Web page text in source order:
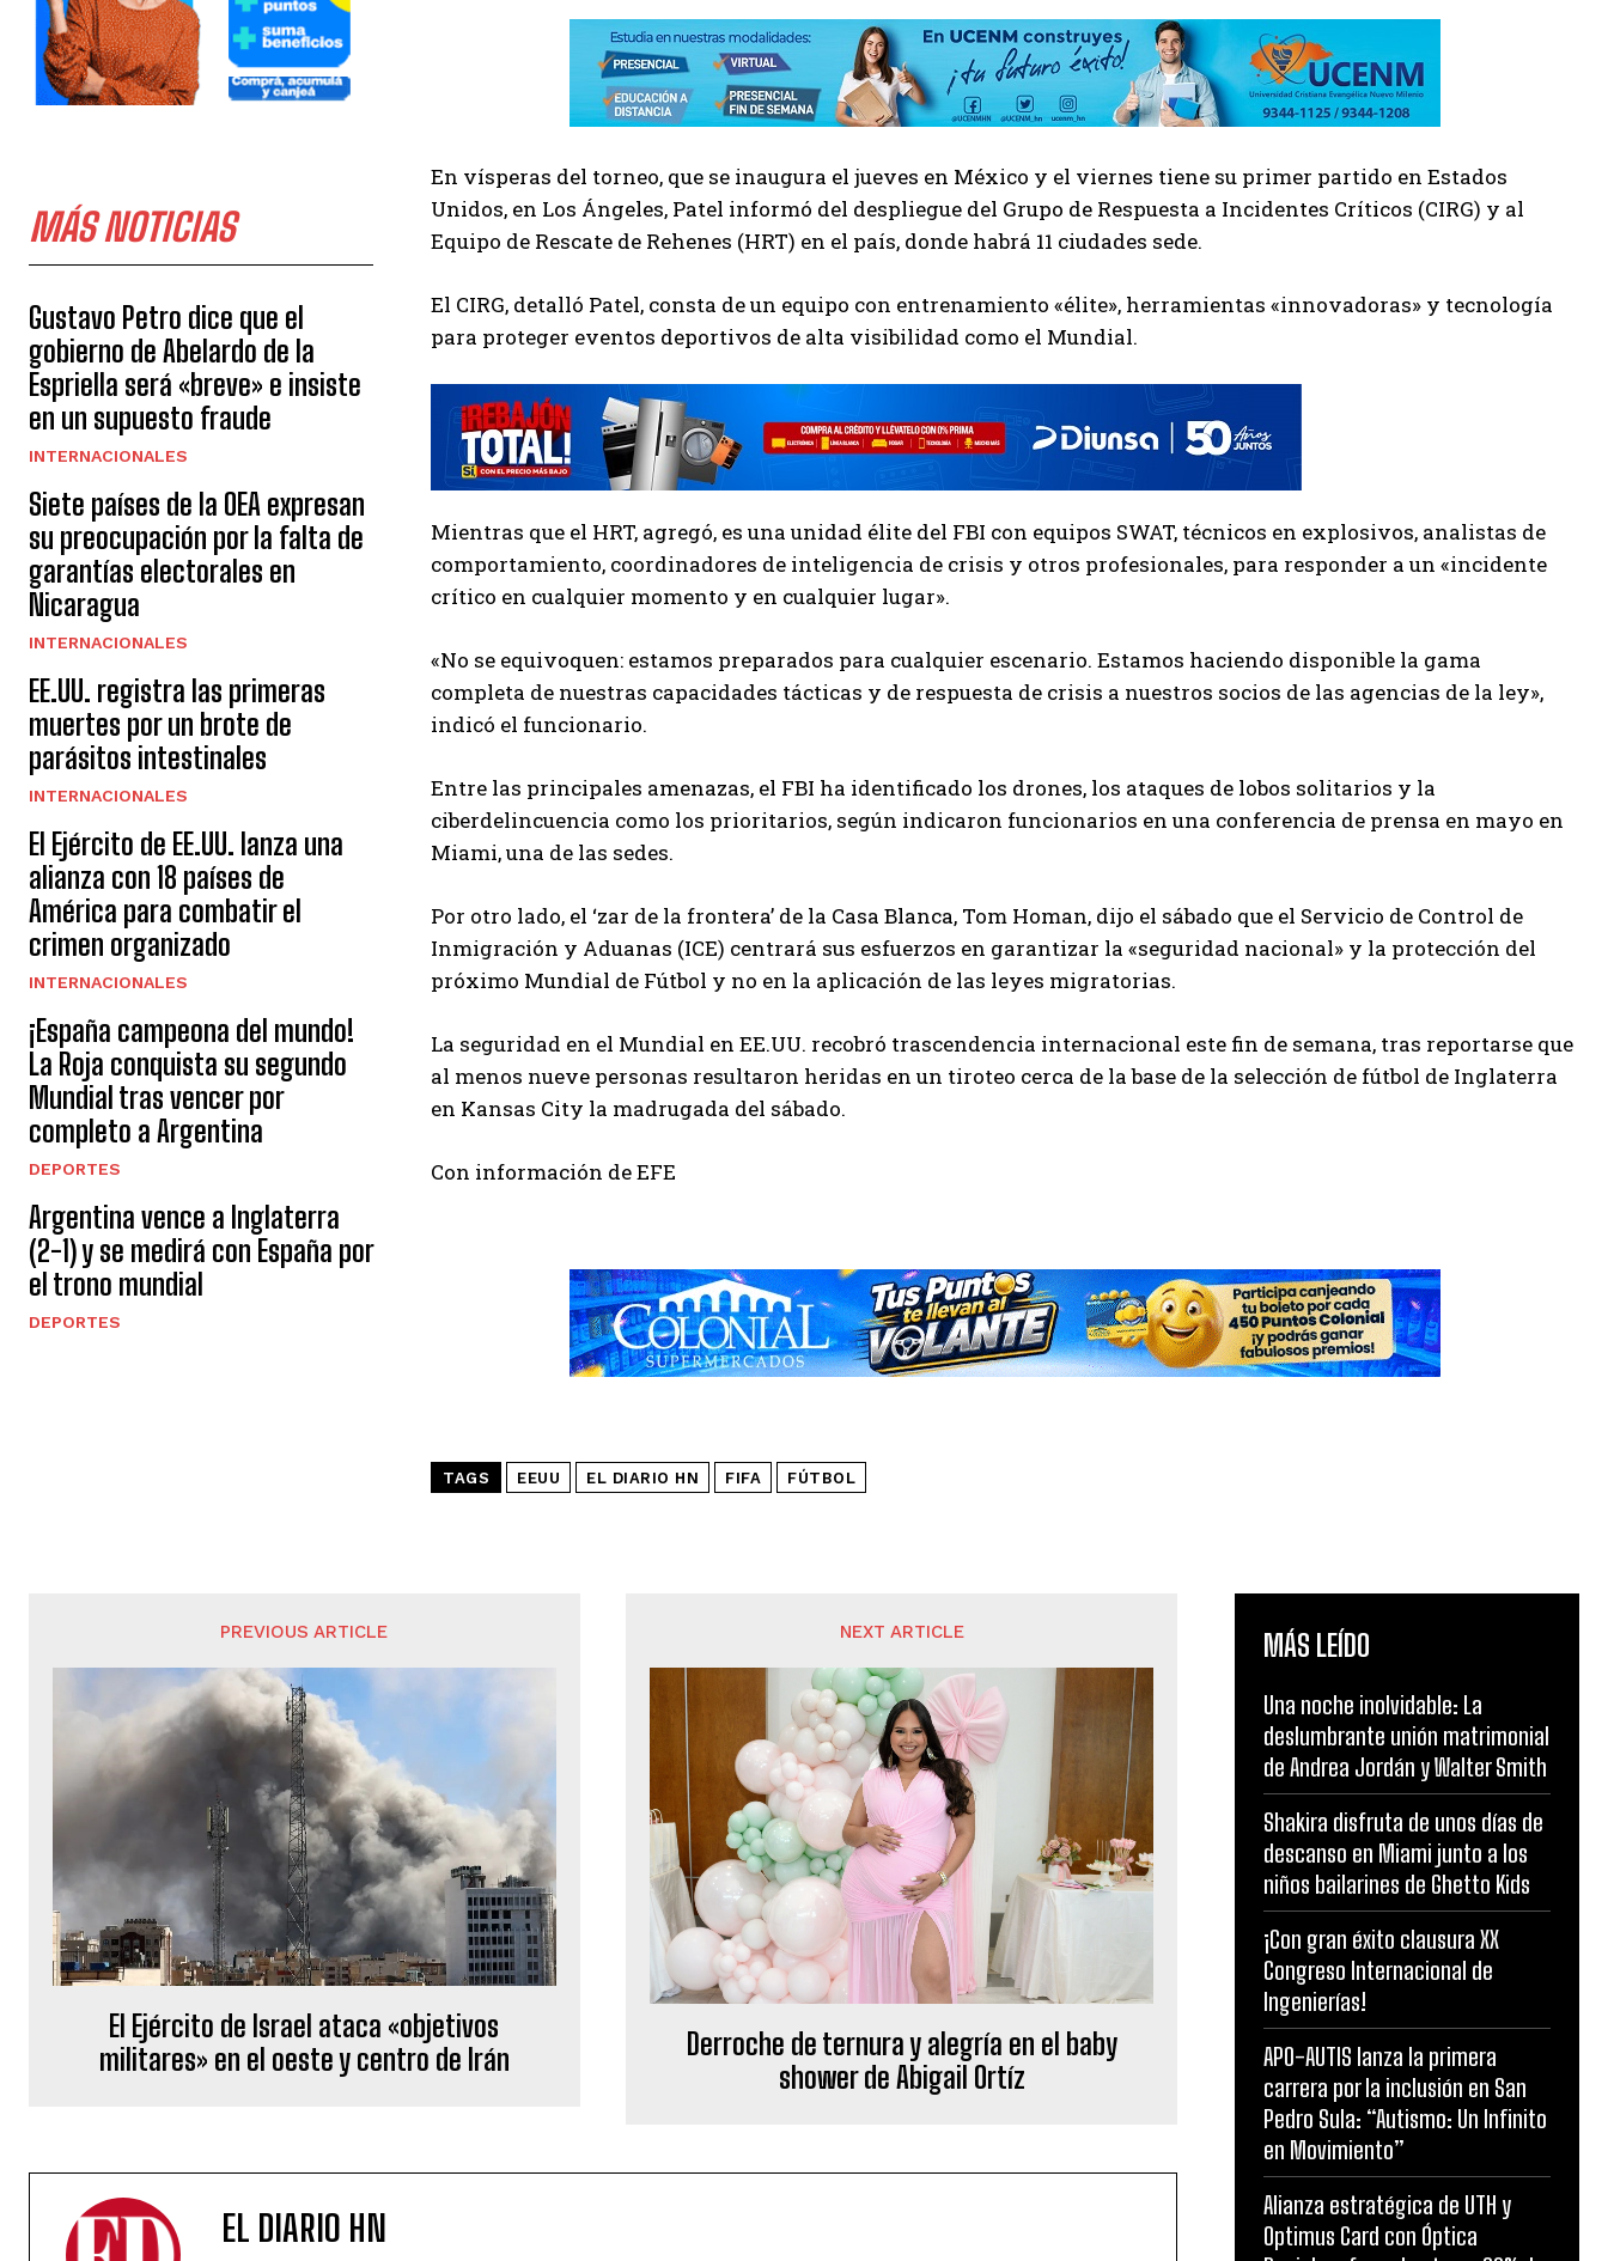
MÁS NOTICIAS
Gustavo Petro dice que el
gobierno de Abelardo de la
Espriella será «breve» e insiste
en un supuesto fraude
INTERNACIONALES
Siete países de la OEA expresan
su preocupación por la falta de
garantías electorales en
Nicaragua
INTERNACIONALES
EE.UU. registra las primeras
muertes por un brote de
parásitos intestinales
INTERNACIONALES
El Ejército de EE.UU. lanza una
alianza con 18 países de
América para combatir el
crimen organizado
INTERNACIONALES
¡España campeona del mundo!
La Roja conquista su segundo
Mundial tras vencer por
completo a Argentina
DEPORTES
Argentina vence a Inglaterra
(2-1) y se medirá con España por
el trono mundial
DEPORTES
En vísperas del torneo, que se inaugura el jueves en México y el viernes tiene su primer partido en Estados
Unidos, en Los Ángeles, Patel informó del despliegue del Grupo de Respuesta a Incidentes Críticos (CIRG) y al
Equipo de Rescate de Rehenes (HRT) en el país, donde habrá 11 ciudades sede.
El CIRG, detalló Patel, consta de un equipo con entrenamiento «élite», herramientas «innovadoras» y tecnología
para proteger eventos deportivos de alta visibilidad como el Mundial.
Mientras que el HRT, agregó, es una unidad élite del FBI con equipos SWAT, técnicos en explosivos, analistas de
comportamiento, coordinadores de inteligencia de crisis y otros profesionales, para responder a un «incidente
crítico en cualquier momento y en cualquier lugar».
«No se equivoquen: estamos preparados para cualquier escenario. Estamos haciendo disponible la gama
completa de nuestras capacidades tácticas y de respuesta de crisis a nuestros socios de las agencias de la ley»,
indicó el funcionario.
Entre las principales amenazas, el FBI ha identificado los drones, los ataques de lobos solitarios y la
ciberdelincuencia como los prioritarios, según indicaron funcionarios en una conferencia de prensa en mayo en
Miami, una de las sedes.
Por otro lado, el ‘zar de la frontera’ de la Casa Blanca, Tom Homan, dijo el sábado que el Servicio de Control de
Inmigración y Aduanas (ICE) centrará sus esfuerzos en garantizar la «seguridad nacional» y la protección del
próximo Mundial de Fútbol y no en la aplicación de las leyes migratorias.
La seguridad en el Mundial en EE.UU. recobró trascendencia internacional este fin de semana, tras reportarse que
al menos nueve personas resultaron heridas en un tiroteo cerca de la base de la selección de fútbol de Inglaterra
en Kansas City la madrugada del sábado.
Con información de EFE
TAGS EEUU EL DIARIO HN FIFA FÚTBOL
PREVIOUS ARTICLE
El Ejército de Israel ataca «objetivos
militares» en el oeste y centro de Irán
NEXT ARTICLE
Derroche de ternura y alegría en el baby
shower de Abigail Ortíz
EL DIARIO HN
MÁS LEÍDO
Una noche inolvidable: La
deslumbrante unión matrimonial
de Andrea Jordán y Walter Smith
Shakira disfruta de unos días de
descanso en Miami junto a los
niños bailarines de Ghetto Kids
¡Con gran éxito clausura XX
Congreso Internacional de
Ingenierías!
APO-AUTIS lanza la primera
carrera por la inclusión en San
Pedro Sula: “Autismo: Un Infinito
en Movimiento”
Alianza estratégica de UTH y
Optimus Card con Óptica